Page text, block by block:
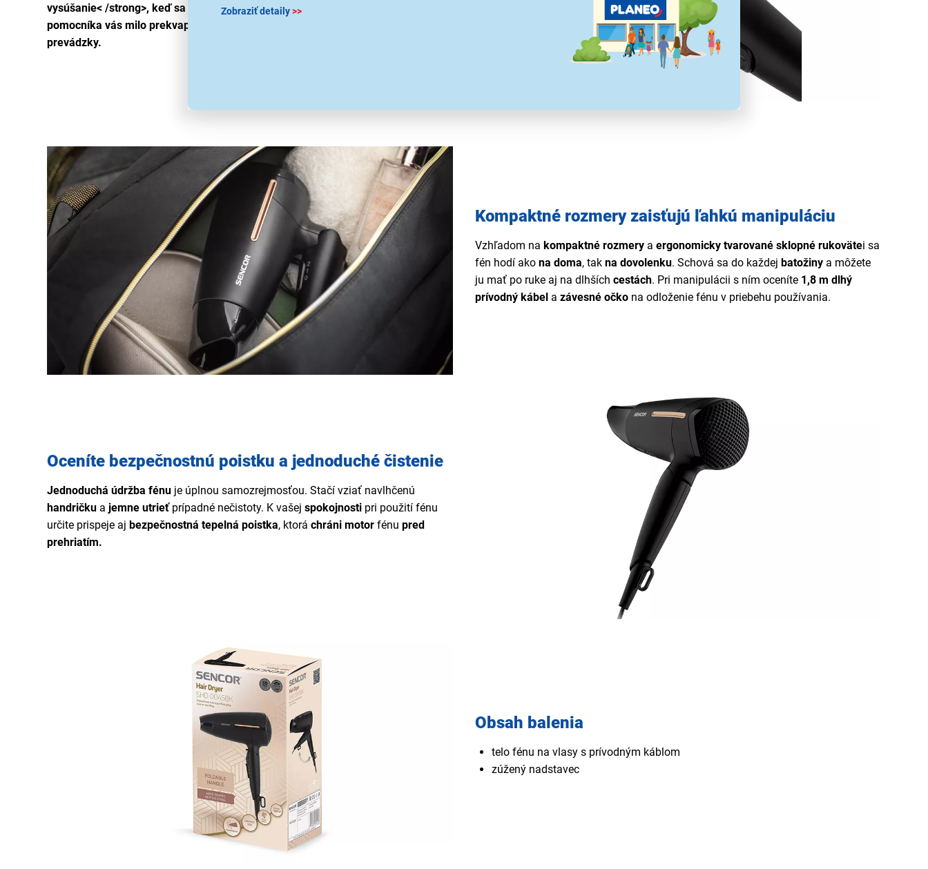
Zobraziť detaily>>
vysúšanie< /strong>, keď sa ponáhľate napríklad do práce. U tohto
pomocníka vás milo prekvapí
prevádzky.
Kompaktné rozmery zaisťujú ľahkú manipuláciu
Vzhľadom na kompaktné rozmerya ergonomicky tvarované sklopné rukovätei sa
fén hodí akona doma, tak na dovolenku. Schová sa do každej batožinya môžete
ju mať po ruke aj na dlhších cestách. Pri manipulácii s ním oceníte 1,8 m dlhý
prívodný kábela závesné očkona odloženie fénu v priebehu používania.
Oceníte bezpečnostnú poistku a jednoduché čistenie
Jednoduchá údržba fénu je úplnou samozrejmosťou. Stačí vziať navlhčenú
handričku a jemne utrieťprípadné nečistoty. K vašej spokojnosti pri použití fénu
určite prispeje aj bezpečnostná tepelná poistka, ktorá chráni motor fénu pred
prehriatím.
Obsah balenia
telo fénu na vlasy s prívodným káblom
zúžený nadstavec